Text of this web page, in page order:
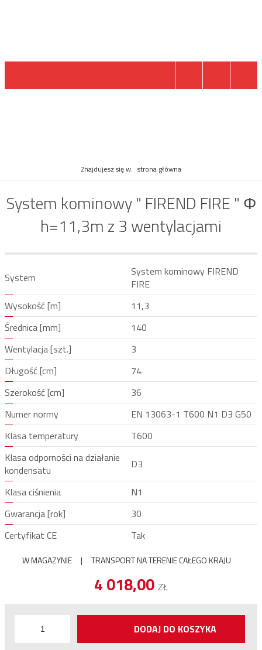
Znajdujesz się w: strona główna
System kominowy " FIREND FIRE " Φ
h=11,3m z 3 wentylacjami
System
System kominowy FIREND
FIRE
Wysokość [m]
11,3
Średnica [mm]
140
Wentylacja [szt.]
3
Długość [cm]
74
Szerokość [cm]
36
Numer normy
EN 13063-1 T600 N1 D3 G50
Klasa temperatury
T600
Klasa odporności na działanie
kondensatu
D3
Klasa ciśnienia
N1
Gwarancja [rok]
30
Certyfikat CE
Tak
W MAGAZYNIE | TRANSPORT NA TERENIE CAŁEGO KRAJU
4 018,00 ZŁ
DODAJ DO KOSZYKA